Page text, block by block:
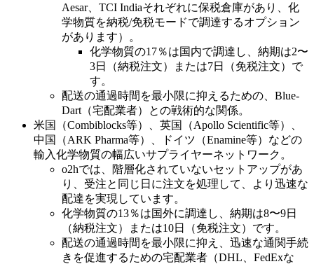
Aesar、TCI Indiaそれぞれに保税倉庫があり、化
学物質を納税/免税モードで調達するオプション
があります）。
化学物質の17％は国内で調達し、納期は2〜
3日（納税注文）または7日（免税注文）で
す。
配送の通過時間を最小限に抑えるための、Blue-
Dart（宅配業者）との戦術的な関係。
米国（Combiblocks等）、英国（Apollo Scientific等）、
中国（ARK Pharma等）、ドイツ（Enamine等）などの
輸入化学物質の幅広いサプライヤーネットワーク。
o2hでは、階層化されていないセットアップがあ
り、受注と同じ日に注文を処理して、より迅速な
配達を実現しています。
化学物質の13％は国外に調達し、納期は8〜9日
（納税注文）または10日（免税注文）です。
配送の通過時間を最小限に抑え、迅速な通関手続
きを促進するための宅配業者（DHL、FedExな